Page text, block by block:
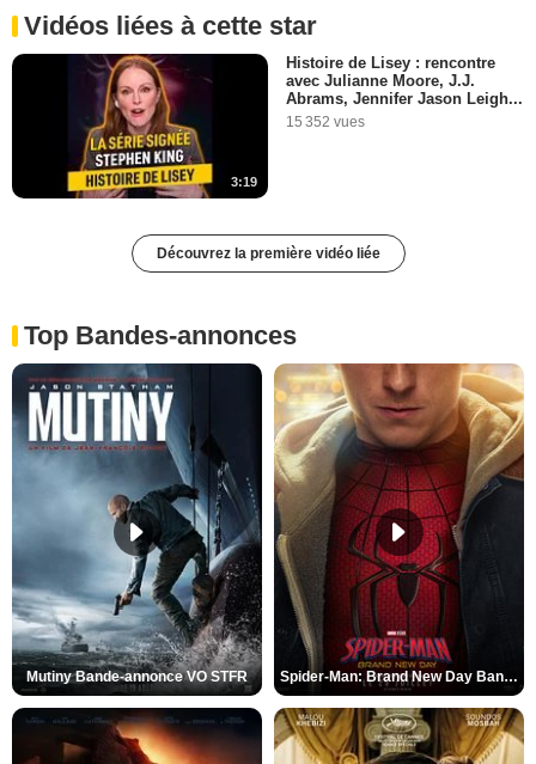
Vidéos liées à cette star
3:19
Histoire de Lisey : rencontre
avec Julianne Moore, J.J.
Abrams, Jennifer Jason Leigh...
15 352 vues
Découvrez la première vidéo liée
Top Bandes-annonces
Mutiny Bande-annonce VO STFR Spider-Man: Brand New Day Bande-annonce VO STFR